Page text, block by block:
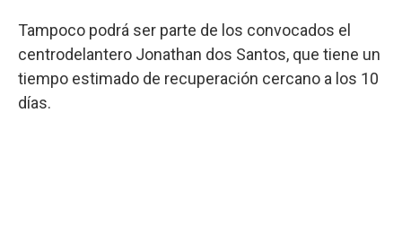
Tampoco podrá ser parte de los convocados el
centrodelantero Jonathan dos Santos, que tiene un
tiempo estimado de recuperación cercano a los 10
días.